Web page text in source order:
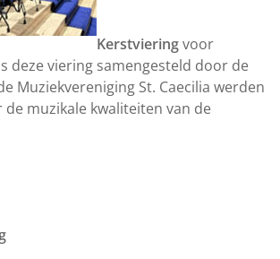
Kerstvieringvoor
deze viering samengesteld door de
Muziekvereniging St. Caecilia werden
muzikale kwaliteiten van de